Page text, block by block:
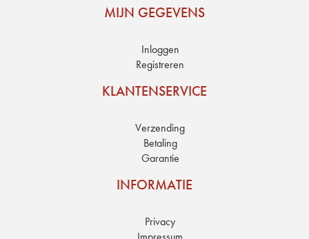
MIJN GEGEVENS
Inloggen
Registreren
KLANTENSERVICE
Verzending
Betaling
Garantie
INFORMATIE
Privacy